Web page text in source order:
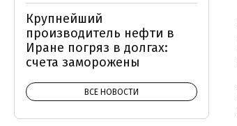
Крупнейший
производитель нефти в
Иране погряз в долгах:
счета заморожены
ВСЕ НОВОСТИ